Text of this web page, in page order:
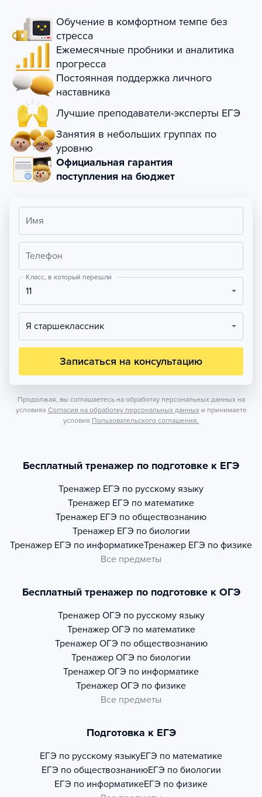
Обучение в комфортном темпе без
стресса
Ежемесячные пробники и аналитика
прогресса
Постоянная поддержка личного
наставника
Лучшие преподаватели-эксперты ЕГЭ
Занятия в небольших группах по
уровню
Официальная гарантия
поступления на бюджет
Имя
Телефон
Класс, в который перешли
11
Я старшеклассник
Записаться на консультацию
Продолжая, вы соглашаетесь на обработку персональных данных на
условиях Согласия на обработку персональных данных и принимаете
условия Пользовательского соглашения.
Бесплатный тренажер по подготовке к ЕГЭ
Тренажер ЕГЭ по русскому языку
Тренажер ЕГЭ по математике
Тренажер ЕГЭ по обществознанию
Тренажер ЕГЭ по биологии
Тренажер ЕГЭ по информатикеТренажер ЕГЭ по физике
Все предметы
Бесплатный тренажер по подготовке к ОГЭ
Тренажер ОГЭ по русскому языку
Тренажер ОГЭ по математике
Тренажер ОГЭ по обществознанию
Тренажер ОГЭ по биологии
Тренажер ОГЭ по информатике
Тренажер ОГЭ по физике
Все предметы
Подготовка к ЕГЭ
ЕГЭ по русскому языкуЕГЭ по математике
ЕГЭ по обществознаниюЕГЭ по биологии
ЕГЭ по информатикеЕГЭ по физике